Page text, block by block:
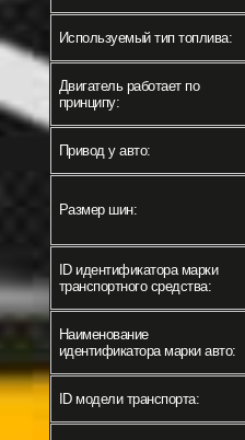
Используемый тип топлива:
Двигатель работает по
принципу:
Привод у авто:
Размер шин:
ID идентификатора марки
транспортного средства:
Наименование
идентификатора марки авто:
ID модели транспорта: